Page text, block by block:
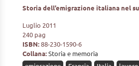
Storia dell’emigrazione italiana nel
Luglio 2011
240 pag
ISBN:88-230-1590-6
Collana:Storia e memoria